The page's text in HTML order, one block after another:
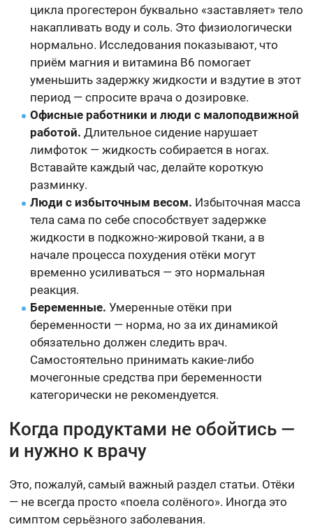
цикла прогестерон буквально «заставляет» тело
накапливать воду и соль. Это физиологически
нормально. Исследования показывают, что
приём магния и витамина B6 помогает
уменьшить задержку жидкости и вздутие в этот
период — спросите врача о дозировке.
Офисные работники и люди с малоподвижной
работой. Длительное сидение нарушает
лимфоток — жидкость собирается в ногах.
Вставайте каждый час, делайте короткую
разминку.
Люди с избыточным весом. Избыточная масса
тела сама по себе способствует задержке
жидкости в подкожно-жировой ткани, а в
начале процесса похудения отёки могут
временно усиливаться — это нормальная
реакция.
Беременные. Умеренные отёки при
беременности — норма, но за их динамикой
обязательно должен следить врач.
Самостоятельно принимать какие-либо
мочегонные средства при беременности
категорически не рекомендуется.
Когда продуктами не обойтись —
и нужно к врачу
Это, пожалуй, самый важный раздел статьи. Отёки
— не всегда просто «поела солёного». Иногда это
симптом серьёзного заболевания.